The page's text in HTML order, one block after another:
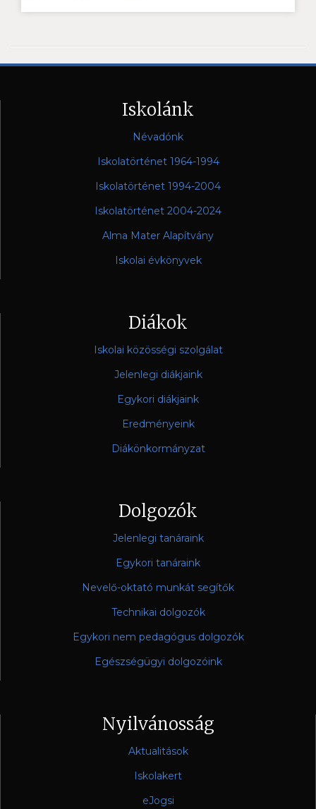
Iskolánk
Névadónk
Iskolatörténet 1964-1994
Iskolatörténet 1994-2004
Iskolatörténet 2004-2024
Alma Mater Alapítvány
Iskolai évkönyvek
Diákok
Iskolai közösségi szolgálat
Jelenlegi diákjaink
Egykori diákjaink
Eredményeink
Diákönkormányzat
Dolgozók
Jelenlegi tanáraink
Egykori tanáraink
Nevelő-oktató munkát segítők
Technikai dolgozók
Egykori nem pedagógus dolgozók
Egészségügyi dolgozóink
Nyilvánosság
Aktualitások
Iskolakert
eJogsi